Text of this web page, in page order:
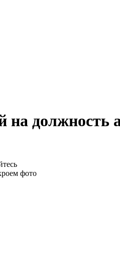
на
фото